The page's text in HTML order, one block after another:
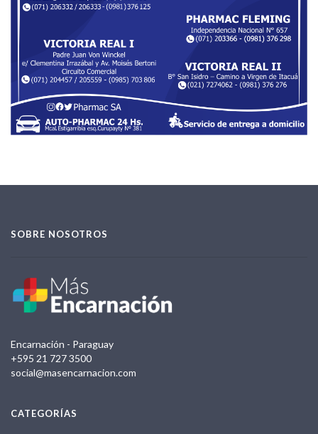
SOBRE NOSOTROS
Encarnación - Paraguay
+595 21 727 3500
social@masencarnacion.com
CATEGORÍAS